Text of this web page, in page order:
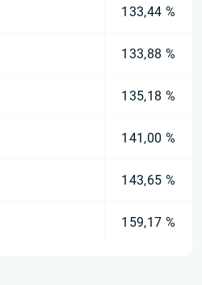
133,44 %
133,88 %
135,18 %
141,00 %
143,65 %
159,17 %